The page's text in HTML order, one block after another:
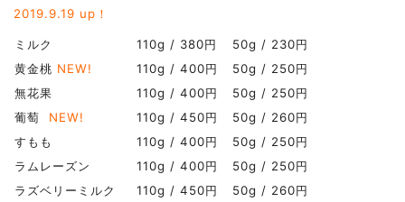
2019.9.19 up！
ミルク 110g / 380円
50g / 230円
黄金桃 NEW! 110g / 400円
50g / 250円
無花果
110g / 400円
50g / 250円
葡萄 NEW! 110g / 450円
50g / 260円
すもも
110g / 400円
50g / 250円
ラムレーズン
110g / 400円
50g / 250円
ラズベリーミルク
110g / 450円
50g / 260円